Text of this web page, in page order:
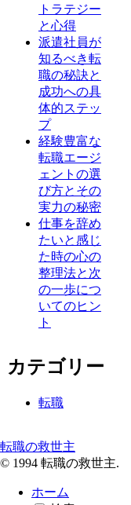
トラテジー
と心得
派遣社員が
知るべき転
職の秘訣と
成功への具
体的ステッ
プ
経験豊富な
転職エージ
ェントの選
び方とその
実力の秘密
仕事を辞め
たいと感じ
た時の心の
整理法と次
の一歩につ
いてのヒン
ト
カテゴリー
転職
転職の救世主
© 1994 転職の救世主.
ホーム